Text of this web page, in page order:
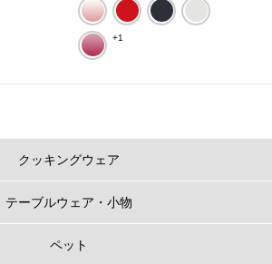
+1
クッキングウェア
テーブルウェア・小物
ペット